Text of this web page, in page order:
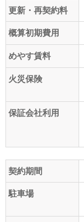
更新・再契約料
概算初期費用
めやす賃料
火災保険
保証会社利用
契約期間
駐車場